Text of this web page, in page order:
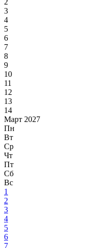
2
3
4
5
6
7
8
9
10
11
12
13
14
Март 2027
Пн
Вт
Ср
Чт
Пт
Сб
Вс
1
2
3
4
5
6
7